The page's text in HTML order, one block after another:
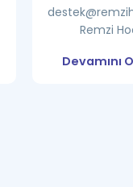
Remzi
Devamını